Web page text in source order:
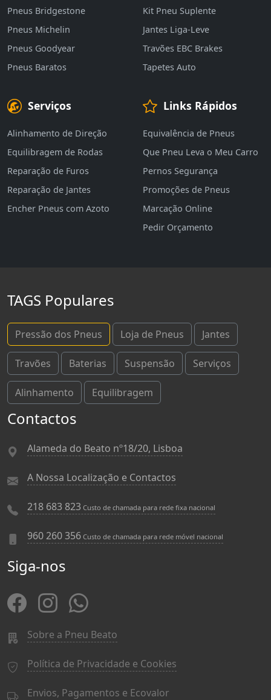
Pneus Bridgestone
Pneus Michelin
Pneus Goodyear
Pneus Baratos
Kit Pneu Suplente
Jantes Liga-Leve
Travões EBC Brakes
Tapetes Auto
Serviços
Alinhamento de Direção
Equilibragem de Rodas
Reparação de Furos
Reparação de Jantes
Encher Pneus com Azoto
Links Rápidos
Equivalência de Pneus
Que Pneu Leva o Meu Carro
Pernos Segurança
Promoções de Pneus
Marcação Online
Pedir Orçamento
TAGS Populares
Pressão dos Pneus Loja de Pneus Jantes
Travões Baterias Suspensão Serviços
Alinhamento Equilibragem
Contactos
Alameda do Beato nº18/20, Lisboa
A Nossa Localização e Contactos
218 683 823 Custo de chamada para rede fixa nacional
960 260 356 Custo de chamada para rede móvel nacional
Siga-nos
Sobre a Pneu Beato
Política de Privacidade e Cookies
Envios, Pagamentos e Ecovalor